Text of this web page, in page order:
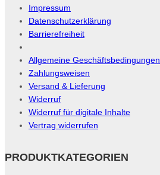
Impressum
Datenschutzerklärung
Barrierefreiheit
Allgemeine Geschäftsbedingungen
Zahlungsweisen
Versand & Lieferung
Widerruf
Widerruf für digitale Inhalte
Vertrag widerrufen
PRODUKTKATEGORIEN